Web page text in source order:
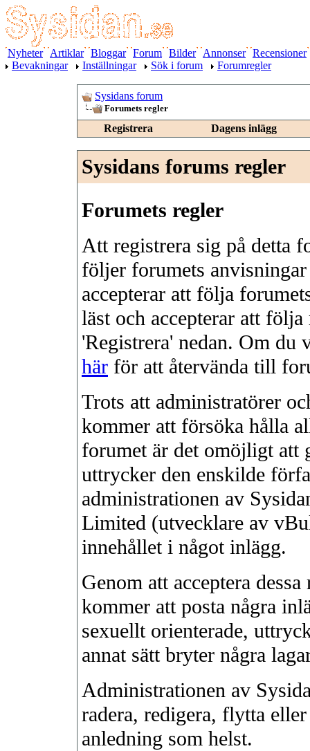
Nyheter Artiklar Bloggar Forum Bilder Annonser Recensioner
Bevakningar
Inställningar Sök i forum Forumregler
Sysidans forum
Forumets regler
Registrera Dagens inlägg
Sysidans forums regler
Forumets regler
Att registrera sig på detta
följer forumets
accepterar att följa
läst och accepterar att
'Registrera' nedan. Om
här för att återvända till
Trots att administratörer
kommer att försöka hålla
forumet är det omöjligt att
uttrycker den enskilde
administrationen av
Limited (utvecklare av
innehållet i något inlägg.
Genom att acceptera
kommer att posta några
sexuellt orienterade,
annat sätt bryter några
Administrationen av
radera, redigera, flytta
anledning som helst.